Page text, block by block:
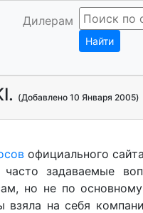
Дилерам
Найти
(Добавлено 10 Января 2005)
официального сайта
задаваемые
но не по
взяла на себя